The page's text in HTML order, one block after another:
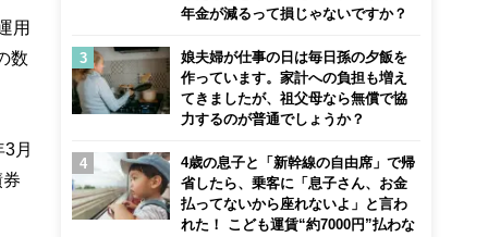
用
数
月
年金が減るって損じゃないですか？
娘夫婦が仕事の日は毎日孫の夕飯を
作っています。家計への負担も増え
てきましたが、祖父母なら無償で協
力するのが普通でしょうか？
4歳の息子と「新幹線の自由席」で帰
省したら、乗客に「息子さん、お金
払ってないから座れないよ」と言わ
れた！ こども運賃“約7000円”払わな